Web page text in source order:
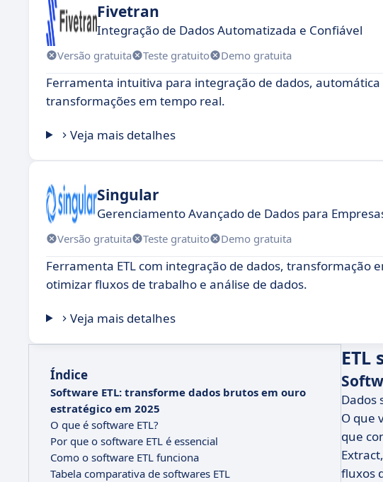
Fivetran
Integração de Dados Automatizada e Confiável
Versão gratuita Teste gratuito Demo gratuita
Ferramenta intuitiva para integração de dados,
transformações em tempo real.
Veja mais detalhes
Singular
Gerenciamento Avançado de Dados para
Versão gratuita Teste gratuito Demo gratuita
Ferramenta ETL com integração de dados,
otimizar fluxos de trabalho e análise de dados.
Veja mais detalhes
Índice
Software ETL: transforme dados brutos em ouro
estratégico em 2025
O que é software ETL?
Por que o software ETL é essencial
Como o software ETL funciona
Tabela comparativa de softwares ETL
Dados
O que
que
fluxos